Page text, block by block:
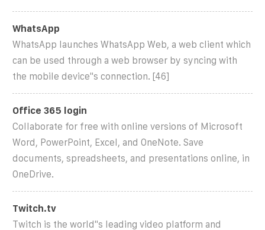
WhatsApp
WhatsApp launches WhatsApp Web, a web client which
can be used through a web browser by syncing with
the mobile device''s connection. [46]
Office 365 login
Collaborate for free with online versions of Microsoft
Word, PowerPoint, Excel, and OneNote. Save
documents, spreadsheets, and presentations online, in
OneDrive.
Twitch.tv
Twitch is the world''s leading video platform and